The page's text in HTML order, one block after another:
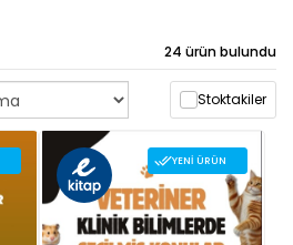
24 ürün bulundu
Stoktakiler
YENI ÜRÜN